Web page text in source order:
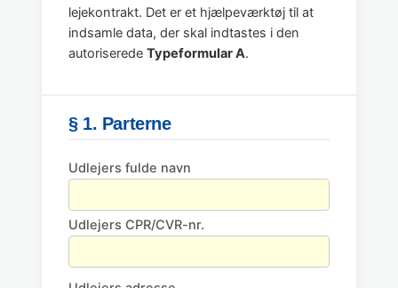
lejekontrakt. Det er et hjælpeværktøj til at
indsamle data, der skal indtastes i den
autoriserede Typeformular A.
§ 1. Parterne
Udlejers fulde navn
Udlejers CPR/CVR-nr.